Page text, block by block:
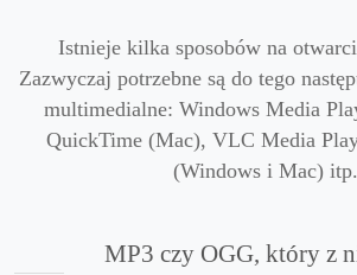
Istnieje kilka sposobów na
Zazwyczaj potrzebne są do tego
multimedialne: Windows Media
QuickTime (Mac), VLC Media
(Windows i Mac) itp.
MP3 czy OGG, który z